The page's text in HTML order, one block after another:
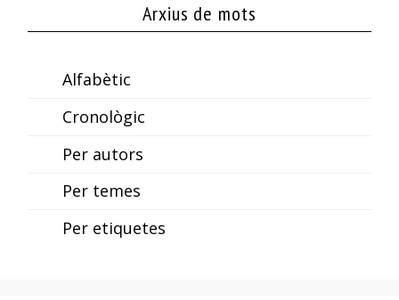
Arxius de mots
Alfabètic
Cronològic
Per autors
Per temes
Per etiquetes